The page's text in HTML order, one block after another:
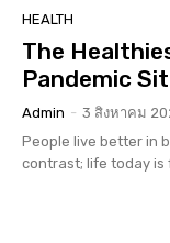
HEALTH
The
Pandemic
Admin - 3 สิงหาคม
People live better in
contrast; life today is